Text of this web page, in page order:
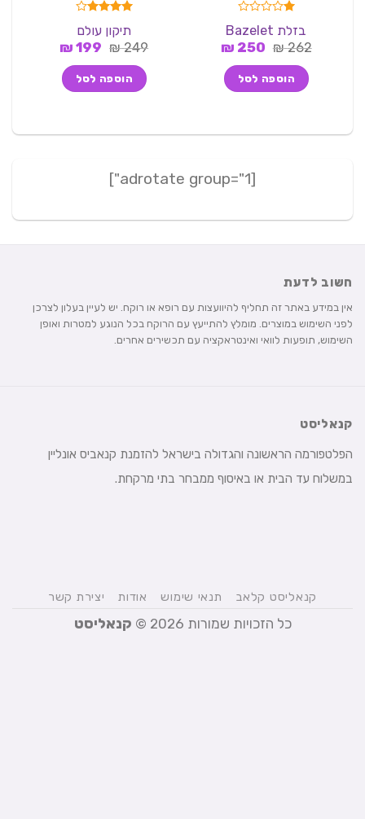
1.00
מתוך
בזלת Bazelet
262
₪ המחיר
היה:
262 ₪.
250
₪המחיר
הוא:
250 ₪.
הוספה לסל
מתוך 5
תיקון עולם
249
₪ המחיר
היה:
249 ₪.
199
₪המחיר
הוא:
199 ₪.
הוספה לסל
חשוב לדעת
אין במידע באתר זה תחליף להיוועצות עם רופא או רוקח. יש לעיין בעלון לצרכן
לפני השימוש במוצרים. מומלץ להתייעץ עם הרוקח בכל הנוגע למטרות ואופן
השימוש, תופעות לוואי ואינטראקציה עם תכשירים אחרים.
קנאליסט
הפלטפורמה הראשונה והגדולה בישראל להזמנת קנאביס אונליין
במשלוח עד הבית או באיסוף ממבחר בתי מרקחת.
קנאליסט קלאב תנאי שימוש אודות יצירת קשר
כל הזכויות שמורות 2026 © קנאליסט